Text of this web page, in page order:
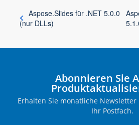
Aspose.Slides für .NET 5.0.0
(nur DLLs)
Abonnieren Sie
Erhalten Sie monatliche
Ihr Postfach.